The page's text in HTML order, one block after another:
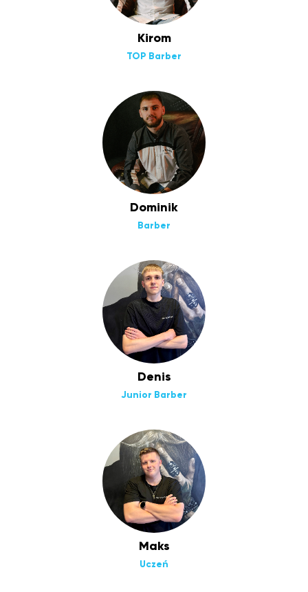
Kirom
TOP Barber
Dominik
Barber
Denis
Junior Barber
Maks
Uczeń